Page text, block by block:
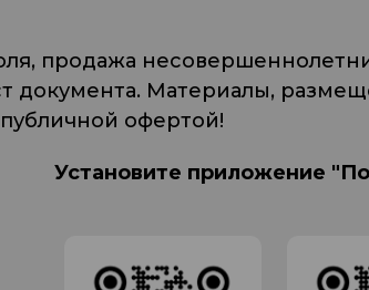
продажа
Материалы,
офертой!
Установите приложение